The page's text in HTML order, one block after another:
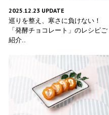
2025.12.23 UPDATE
巡りを整え、寒さに負けない！
「発酵チョコレート」のレシピご
紹介..